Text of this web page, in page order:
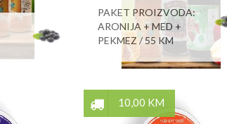
PAKET PROIZVODA:
ARONIJA + MED +
PEKMEZ / 55 KM
10,00 KM